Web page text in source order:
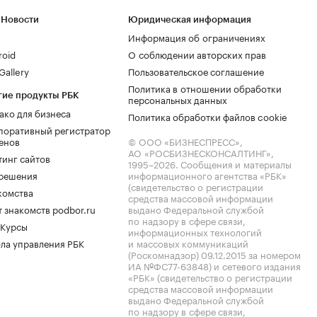
продукты РБК
для бизнеса
регистратор
сайтов
знакомств podbor.ru
управления РБК
Юридическая информация
Информация об ограничениях
О соблюдении авторских прав
Пользовательское соглашение
Политика в отношении обработки
персональных данных
Политика обработки файлов cookie
© ООО «БИЗНЕСПРЕСС»,
АО «РОСБИЗНЕСКОНСАЛТИНГ»,
1995–2026. Сообщения и материалы
информационного агентства «РБК»
(свидетельство о регистрации
средства массовой информации
выдано Федеральной службой
по надзору в сфере связи,
информационных технологий
и массовых коммуникаций
(Роскомнадзор) 09.12.2015 за номером
ИА №ФС77-63848) и сетевого издания
«РБК» (свидетельство о регистрации
средства массовой информации
выдано Федеральной службой
по надзору в сфере связи,